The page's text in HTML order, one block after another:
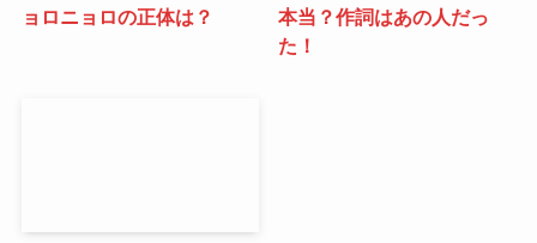
ョロニョロの正体は？
本当？作詞はあの人だっ
た！